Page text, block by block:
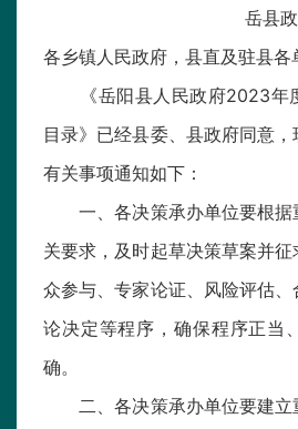
岳县政
各乡镇人民政府，县直及驻县各
《岳阳县人民政府2023年
目录》已经县委、县政府同意
有关事项通知如下：
一、各决策承办单位要根
关要求，及时起草决策草案并
众参与、专家论证、风险评估
论决定等程序，确保程序正当
确。
二、各决策承办单位要建